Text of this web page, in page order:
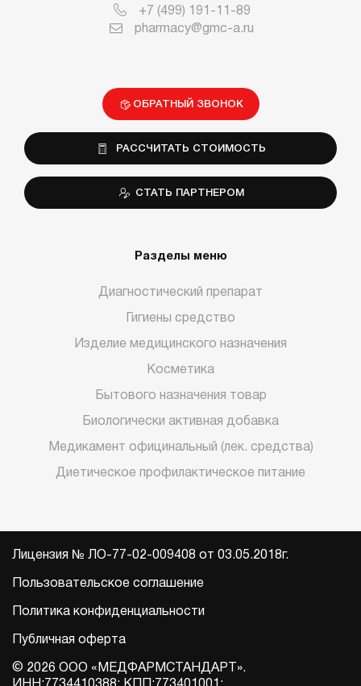
+7 (499) 191-11-89
pharmacy@gmc-a.ru
ОБРАТНЫЙ ЗВОНОК
РАССЧИТАТЬ СТОИМОСТЬ
СТАТЬ ПАРТНЕРОМ
Разделы меню
Диагностический препарат
Гигиены средство
Изделие медицинского назначения
Косметика
Бытового назначения товар
Биологически активная добавка
Медикамент официнальный (лек. средства)
Диетическое профилактическое питание
Лицензия № ЛО-77-02-009408 от 03.05.2018г.
Пользовательское соглашение
Политика конфиденциальности
Публичная оферта
© 2026 ООО «МЕДФАРМСТАНДАРТ».